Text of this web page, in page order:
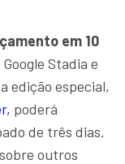
em 10
Stadia e
edição especial,
poderá
de três dias.
outros